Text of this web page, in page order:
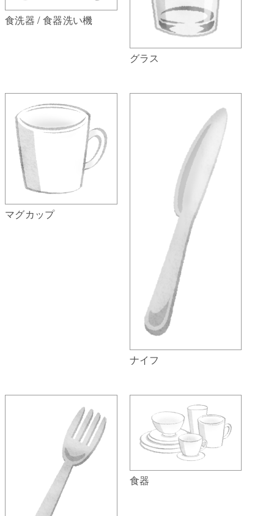
食洗器 / 食器洗い機
グラス
マグカップ
ナイフ
食器